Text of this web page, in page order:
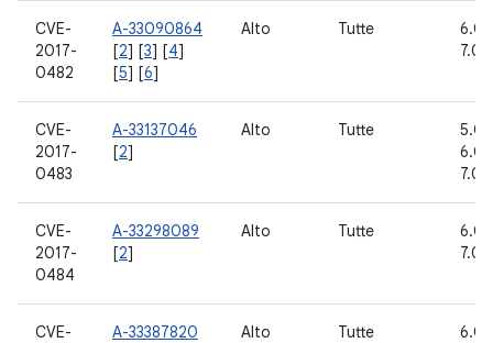
CVE-
2017-
0482
A-33090864
[2] [3] [4]
[5] [6]
Alto Tutte
6.0,
7.0,
CVE-
2017-
0483
A-33137046
[2]
Alto Tutte
6.0,
7.0,
CVE-
2017-
0484
A-33298089
[2]
Alto Tutte
6.0,
7.0,
CVE-
A-33387820 Alto Tutte
6.0,